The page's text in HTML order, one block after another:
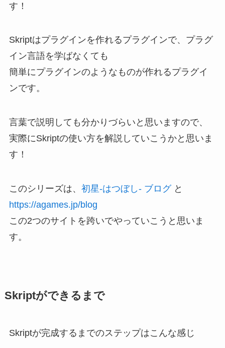
す！
Skriptはプラグインを作れるプラグインで、プラグ
イン言語を学ばなくても
簡単にプラグインのようなものが作れるプラグイ
ンです。
言葉で説明しても分かりづらいと思いますので、
実際にSkriptの使い方を解説していこうかと思いま
す！
このシリーズは、 初星-はつぼし- ブログと
https://agames.jp/blog
この2つのサイトを跨いでやっていこうと思いま
す。
Skriptができるまで
Skriptが完成するまでのステップはこんな感じ